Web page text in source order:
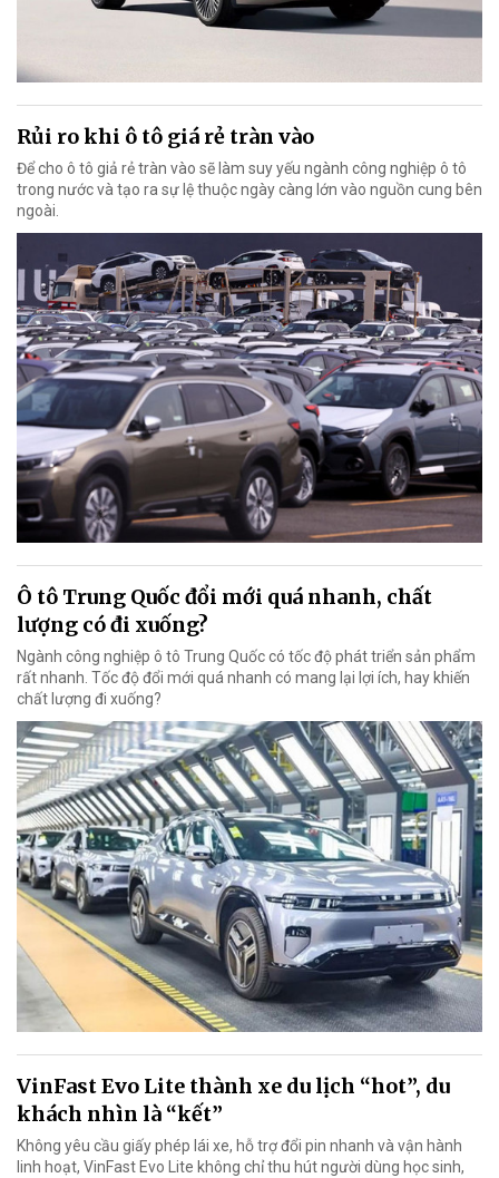
Rủi ro khi ô tô giá rẻ tràn vào
Để cho ô tô giả rẻ tràn vào sẽ làm suy yếu ngành công nghiệp ô tô
trong nước và tạo ra sự lệ thuộc ngày càng lớn vào nguồn cung bên
ngoài.
Ô tô Trung Quốc đổi mới quá nhanh, chất
lượng có đi xuống?
Ngành công nghiệp ô tô Trung Quốc có tốc độ phát triển sản phẩm
rất nhanh. Tốc độ đổi mới quá nhanh có mang lại lợi ích, hay khiến
chất lượng đi xuống?
VinFast Evo Lite thành xe du lịch “hot”, du
khách nhìn là “kết”
Không yêu cầu giấy phép lái xe, hỗ trợ đổi pin nhanh và vận hành
linh hoạt, VinFast Evo Lite không chỉ thu hút người dùng học sinh,